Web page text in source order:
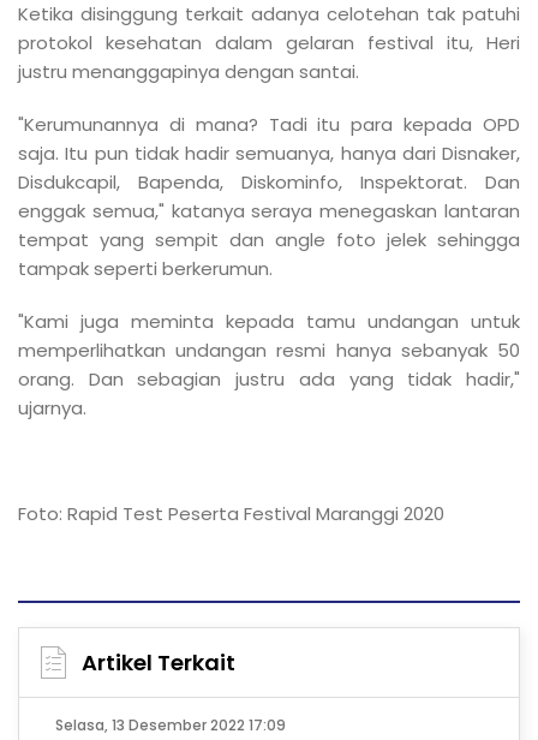
Ketika disinggung terkait adanya celotehan tak patuhi
protokol kesehatan dalam gelaran festival itu, Heri
justru menanggapinya dengan santai.
"Kerumunannya di mana? Tadi itu para kepada OPD
saja. Itu pun tidak hadir semuanya, hanya dari Disnaker,
Disdukcapil, Bapenda, Diskominfo, Inspektorat. Dan
enggak semua," katanya seraya menegaskan lantaran
tempat yang sempit dan angle foto jelek sehingga
tampak seperti berkerumun.
"Kami juga meminta kepada tamu undangan untuk
memperlihatkan undangan resmi hanya sebanyak 50
orang. Dan sebagian justru ada yang tidak hadir,"
ujarnya.
Foto: Rapid Test Peserta Festival Maranggi 2020
Artikel Terkait
Selasa, 13 Desember 2022 17:09